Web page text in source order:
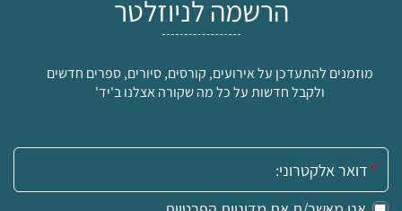
הרשמה לניוזלטר
מוזמנים להתעדכן על אירועים, קורסים, סיורים, ספרים חדשים
ולקבל חדשות על כל מה שקורה אצלנו ב'יד'
אימייל: